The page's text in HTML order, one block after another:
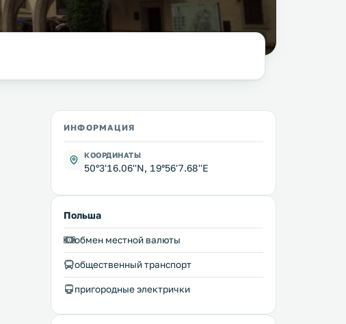
ИНФОРМАЦИЯ
КООРДИНАТЫ
50°3'16.06''N, 19°56'7.68''E
Польша
обмен местной валюты
общественный транспорт
пригородные электрички